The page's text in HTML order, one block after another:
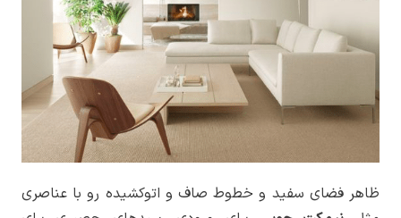
ظاهر فضای سفید و خطوط صاف و اتوکشیده رو با عناصری